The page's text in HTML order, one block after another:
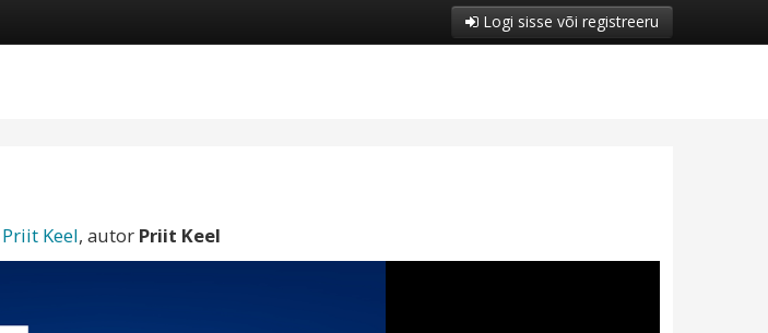
Logi sisse või registreeru
Priit Keel, autor Priit Keel